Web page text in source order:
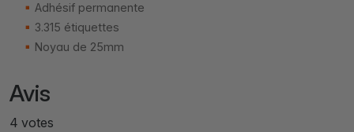
Adhésif permanente
3.315 étiquettes
Noyau de 25mm
Avis
4 votes